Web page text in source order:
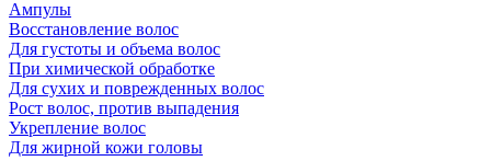
Ампулы
Восстановление волос
Для густоты и объема волос
При химической обработке
Для сухих и поврежденных волос
Рост волос, против выпадения
Укрепление волос
Для жирной кожи головы